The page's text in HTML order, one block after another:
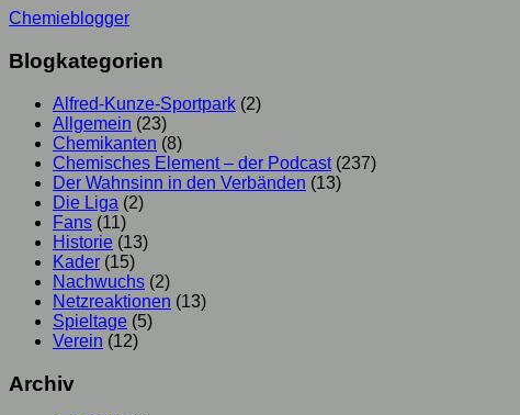
Chemieblogger
Blogkategorien
Alfred-Kunze-Sportpark (2)
Allgemein (23)
Chemikanten (8)
Chemisches Element – der Podcast(237)
Der Wahnsinn in den Verbänden (13)
Die Liga (2)
Fans (11)
Historie (13)
Kader (15)
Nachwuchs (2)
Netzreaktionen (13)
Spieltage (5)
Verein (12)
Archiv